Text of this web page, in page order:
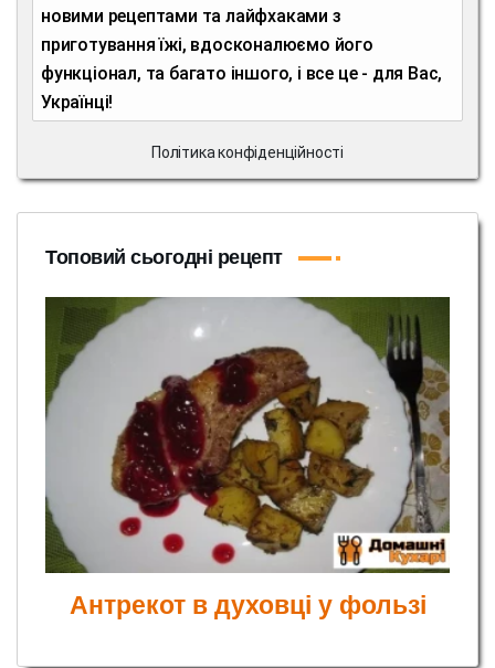
новими рецептами та лайфхаками з
приготування їжі, вдосконалюємо його
функціонал, та багато іншого, і все це - для Вас,
Українці!
Політика конфіденційності
Топовий сьогодні рецепт
Антрекот в духовці у фользі